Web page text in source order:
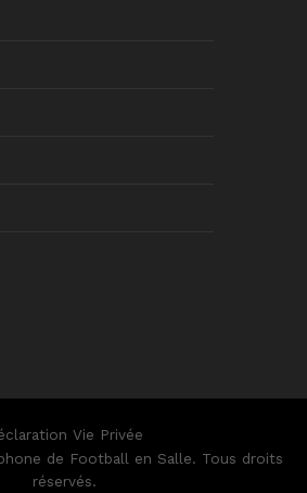
Vie Privée
de Football en Salle. Tous droits
réservés.